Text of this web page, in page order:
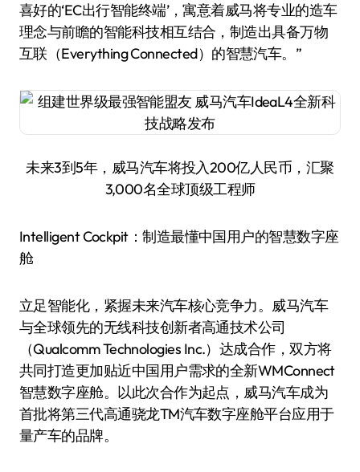
喜好的‘EC出行智能终端’，寓意着威马将专业的造车
理念与前瞻的智能科技相互结合，制造出具备万物
互联（Everything Connected）的智慧汽车。”
未来3到5年，威马汽车将投入200亿人民币，汇聚
3,000名全球顶级工程师
Intelligent Cockpit：制造最懂中国用户的智慧数字座
舱
立足智能化，紧握未来汽车核心竞争力。威马汽车
与全球领先的无线科技创新者高通技术公司
（Qualcomm Technologies Inc.）达成合作，双方将
共同打造更加贴近中国用户需求的全新WMConnect
智慧数字座舱。以此次合作为起点，威马汽车成为
首批将第三代高通骁龙TM汽车数字座舱平台应用于
量产车的品牌。